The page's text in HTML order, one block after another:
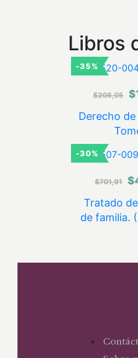
Libros
-35%
Derecho
$206,05 El
$
-30%
Tratado
de familia.
$701,91 El
$